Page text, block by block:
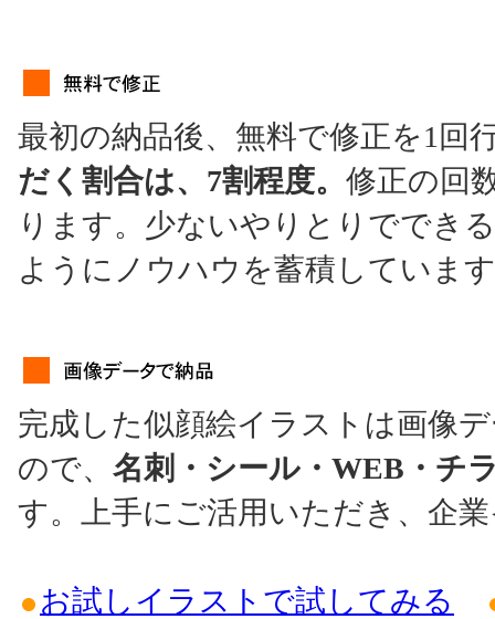
最初の納品後、無料で修正を1回
だく割合は、7割程度。 修正の回
ります。少ないやりとりででき
ようにノウハウを蓄積していま
完成した似顔絵イラストは画像
ので、 名刺・シール・WEB・チ
す。上手にご活用いただき、企
お試しイラストで試してみる